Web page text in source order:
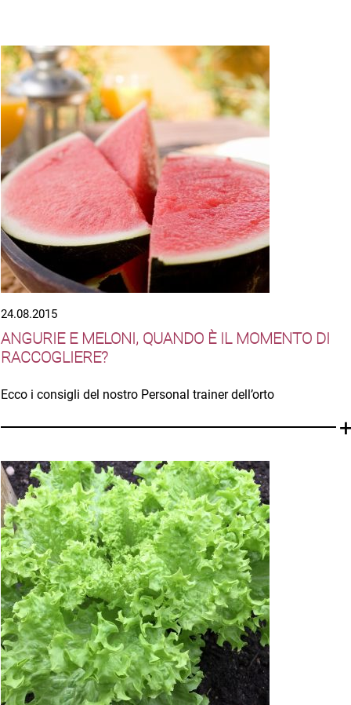
24.08.2015
ANGURIE E MELONI, QUANDO È IL MOMENTO DI
RACCOGLIERE?
Ecco i consigli del nostro Personal trainer dell’orto